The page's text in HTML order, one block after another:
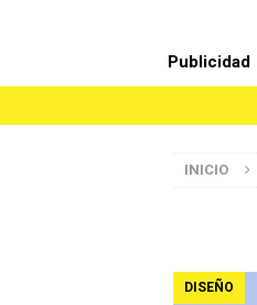
Publicidad
INICIO
DISEÑO